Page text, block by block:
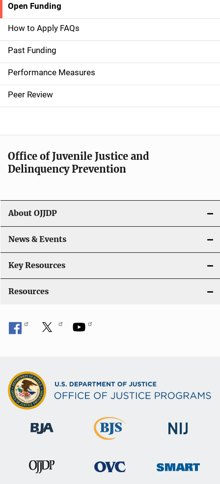
S
i
d
e
n
a
g
t
i
o
n
Open Funding
How to Apply FAQs
Past Funding
Performance Measures
Peer Review
Office of Juvenile Justice and
Delinquency Prevention
About OJJDP
News & Events
Key Resources
Resources